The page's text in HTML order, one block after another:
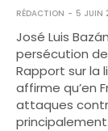
RÉDACTION 5 JUIN
José Luis
persécution
Rapport sur la
affirme qu’en
attaques